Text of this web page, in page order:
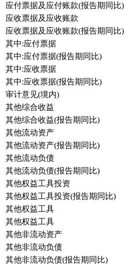
应付票据及应付账款(报告期同比)
应收票据及应收账款
应收票据及应收账款(报告期同比)
其中:应付票据
其中:应付票据(报告期同比)
其中:应收票据
其中:应收票据(报告期同比)
审计意见(境内)
其他综合收益
其他综合收益(报告期同比)
其他流动资产
其他流动资产(报告期同比)
其他流动负债
其他流动负债(报告期同比)
其他权益工具投资
其他权益工具投资(报告期同比)
其他权益工具
其他权益工具
其他非流动资产
其他非流动负债
其他非流动负债(报告期同比)